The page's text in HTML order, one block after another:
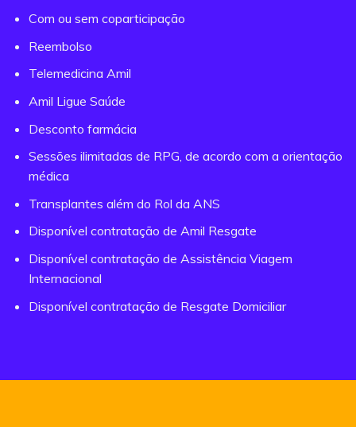
Com ou sem coparticipação
Reembolso
Telemedicina Amil
Amil Ligue Saúde
Desconto farmácia
Sessões ilimitadas de RPG, de acordo com a orientação
médica
Transplantes além do Rol da ANS
Disponível contratação de Amil Resgate
Disponível contratação de Assistência Viagem
Internacional
Disponível contratação de Resgate Domiciliar